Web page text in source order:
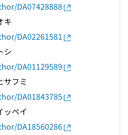
DA07428888
キ
DA02261581
シ
DA01129589
サフミ
DA01843785
ッペイ
DA18560286